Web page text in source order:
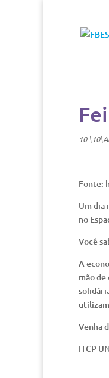
10
Fonte:
Um dia
no
Você
A
mão
Venha
ITCP